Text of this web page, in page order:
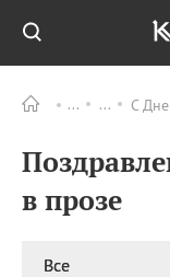
С
в прозе
Все